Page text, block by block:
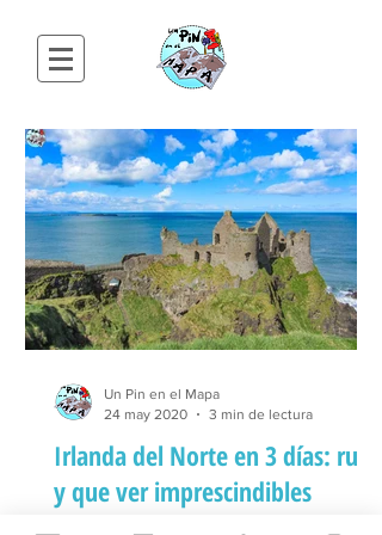
Irlanda del Norte en 3 días: ruta
y que ver imprescindibles
Un Pin en el Mapa
24 may 2020
3 min de lectura